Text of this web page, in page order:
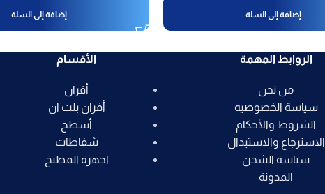
إضافة إلى السلة إضافة إلى السلة
الروابط المهمة
من نحن
سياسة الخصوصيه
الشروط والأحكام
الاسترجاع والاستبدال
سياسة الشحن
المدونة
الأقسام
أفران
أفران بلت ان
أسطح
شفاطات
اجهزة المطبخ